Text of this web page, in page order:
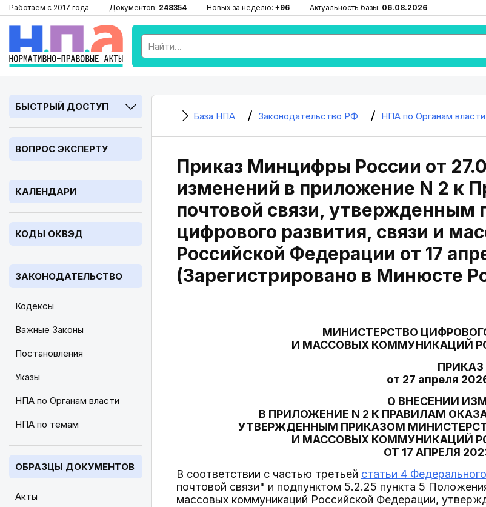
Работаем с 2017 года Документов: 248354 Новых за неделю: +96 Актуальность базы: 06.08.2026
БЫСТРЫЙ ДОСТУП
ВОПРОС ЭКСПЕРТУ
КАЛЕНДАРИ
КОДЫ ОКВЭД
ЗАКОНОДАТЕЛЬСТВО
Кодексы
Важные Законы
Постановления
Указы
НПА по Органам власти
НПА по темам
ОБРАЗЦЫ ДОКУМЕНТОВ
Акты
База НПА Законодательство РФ НПА по Органам власти
Приказ Минцифры России от
изменений в приложение N 2 к
почтовой связи, утвержденным
цифрового развития, связи и
Российской Федерации от 17
(Зарегистрировано в Минюсте
МИНИСТЕРСТВО
И МАССОВЫХ КОММУНИКАЦИЙ
ПРИКАЗ
от 27 апреля
О ВНЕСЕНИИ
В ПРИЛОЖЕНИЕ N 2 К ПРАВИЛАМ
УТВЕРЖДЕННЫМ ПРИКАЗОМ
И МАССОВЫХ КОММУНИКАЦИЙ
ОТ 17 АПРЕЛЯ
В соответствии с частью третьей статьи 4
почтовой связи" и подпунктом 5.2.25 пункта 5
массовых коммуникаций Российской Федерации,